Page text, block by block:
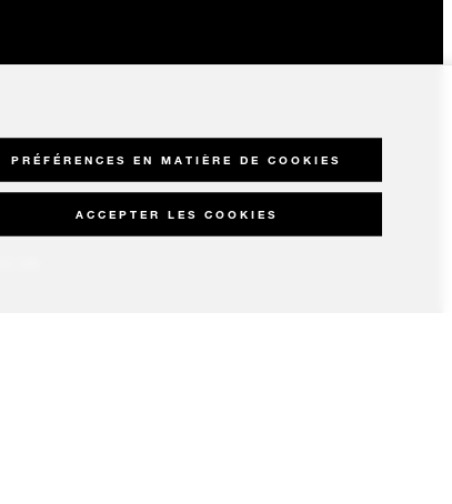
PRÉFÉRENCES EN MATIÈRE DE COOKIES
ACCEPTER LES COOKIES